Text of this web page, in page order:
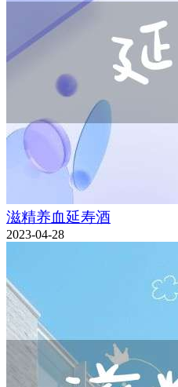
滋精养血延寿酒
2023-04-28